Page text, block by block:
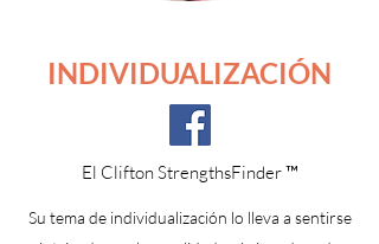
INDIVIDUALIZACIÓN
El Clifton StrengthsFinder ™
Su tema de individualización lo lleva a sentirse